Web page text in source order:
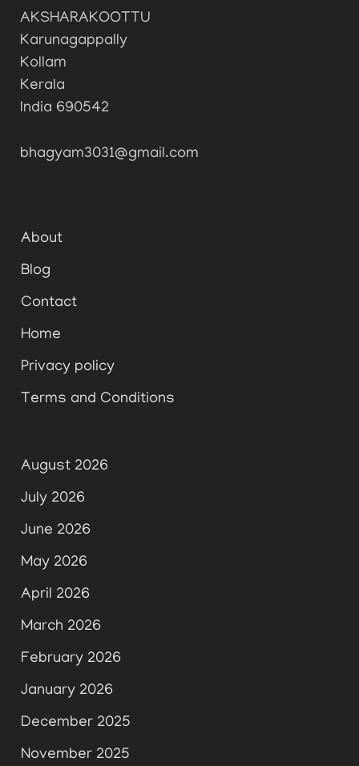
AKSHARAKOOTTU
Karunagappally
Kollam
Kerala
India 690542
bhagyam3031@gmail.com
About
Blog
Contact
Home
Privacy policy
Terms and Conditions
August 2026
July 2026
June 2026
May 2026
April 2026
March 2026
February 2026
January 2026
December 2025
November 2025